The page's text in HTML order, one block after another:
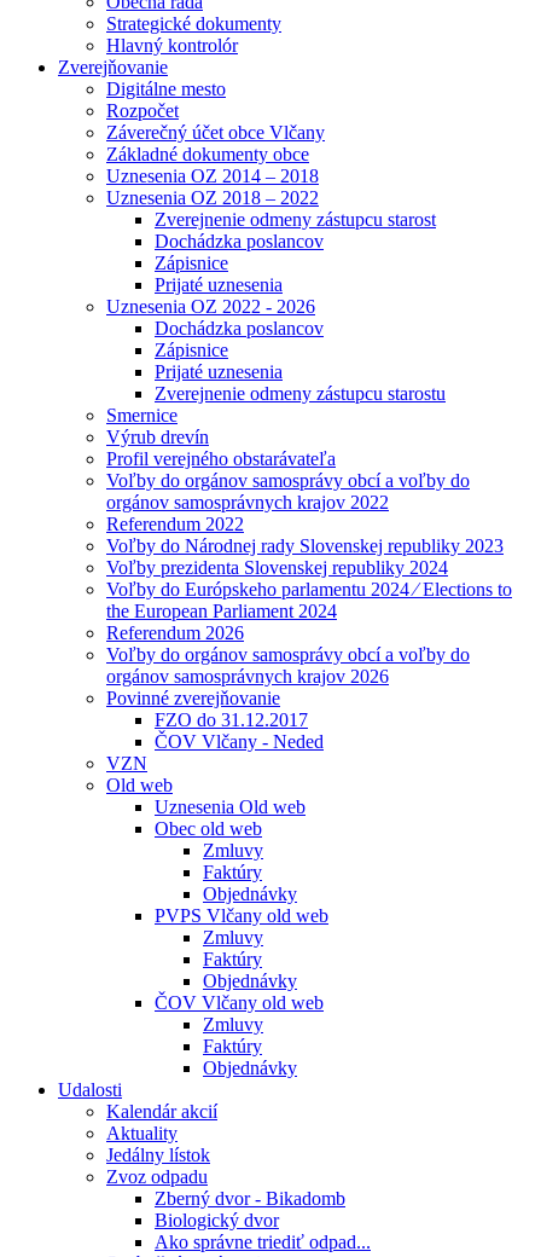
Strategické dokumenty
Hlavný kontrolór
Zverejňovanie
Digitálne mesto
Rozpočet
Záverečný účet obce Vlčany
Základné dokumenty obce
Uznesenia OZ 2014 – 2018
Uznesenia OZ 2018 – 2022
Zverejnenie odmeny zástupcu starost
Dochádzka poslancov
Zápisnice
Prijaté uznesenia
Uznesenia OZ 2022 - 2026
Dochádzka poslancov
Zápisnice
Prijaté uznesenia
Zverejnenie odmeny zástupcu starostu
Smernice
Výrub drevín
Profil verejného obstarávateľa
Voľby do orgánov samosprávy obcí a voľby do
orgánov samosprávnych krajov 2022
Referendum 2022
Voľby do Národnej rady Slovenskej republiky 2023
Voľby prezidenta Slovenskej republiky 2024
Voľby do Európskeho parlamentu 2024 ⁄ Elections to
the European Parliament 2024
Referendum 2026
Voľby do orgánov samosprávy obcí a voľby do
orgánov samosprávnych krajov 2026
Povinné zverejňovanie
FZO do 31.12.2017
ČOV Vlčany - Neded
VZN
Old web
Uznesenia Old web
Obec old web
Zmluvy
Faktúry
Objednávky
PVPS Vlčany old web
Zmluvy
Faktúry
Objednávky
ČOV Vlčany old web
Zmluvy
Faktúry
Objednávky
Udalosti
Kalendár akcií
Aktuality
Jedálny lístok
Zvoz odpadu
Zberný dvor - Bikadomb
Biologický dvor
Ako správne triediť odpad...